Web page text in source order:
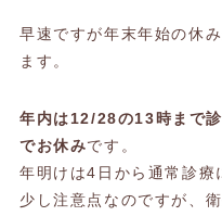
早速ですが年末年始の休
ます。
年内は12/28の13時まで
でお休みです。
年明けは4日から通常診療
少し注意点なのですが、